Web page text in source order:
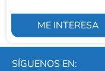
ME INTERESA
SÍGUENOS EN: